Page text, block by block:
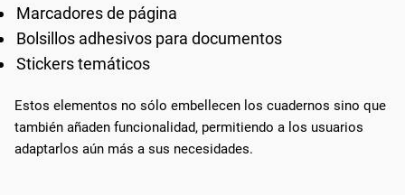
Marcadores de página
Bolsillos adhesivos para documentos
Stickers temáticos
Estos elementos no sólo embellecen los cuadernos sino que
también añaden funcionalidad, permitiendo a los usuarios
adaptarlos aún más a sus necesidades.